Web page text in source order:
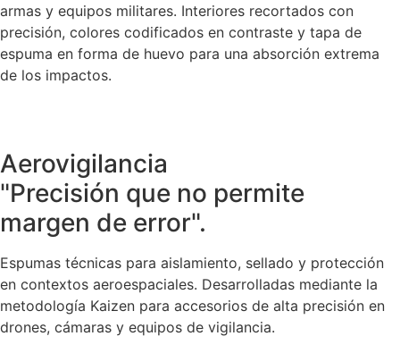
armas y equipos militares. Interiores recortados con
precisión, colores codificados en contraste y tapa de
espuma en forma de huevo para una absorción extrema
de los impactos.
Aerovigilancia
"Precisión que no permite
margen de error".
Espumas técnicas para aislamiento, sellado y protección
en contextos aeroespaciales. Desarrolladas mediante la
metodología Kaizen para accesorios de alta precisión en
drones, cámaras y equipos de vigilancia.